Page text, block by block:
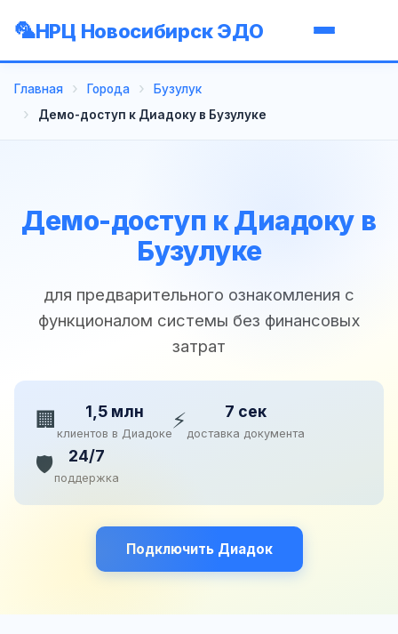
НРЦ Новосибирск ЭДО
Главная Города
Бузулук
Демо-доступ к Диадоку в Бузулуке
Демо-доступ к Диадоку в
Бузулуке
для предварительного ознакомления с
функционалом системы без финансовых
затрат
🏢 1,5 млн
клиентов в Диадоке⚡ 7 сек
доставка документа
🛡️ 24/7
поддержка
Подключить Диадок